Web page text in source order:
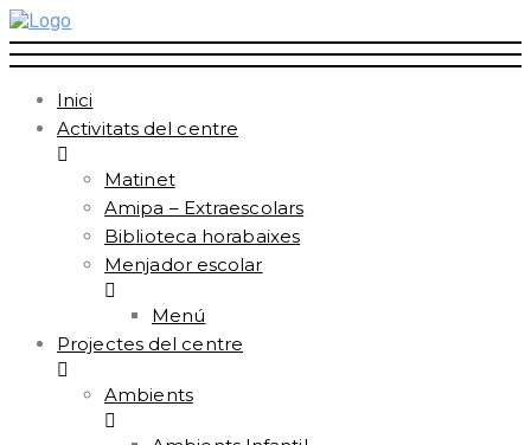
Inici
Activitats del centre
Matinet
Amipa – Extraescolars
Biblioteca horabaixes
Menjador escolar
Menú
Projectes del centre
Ambients